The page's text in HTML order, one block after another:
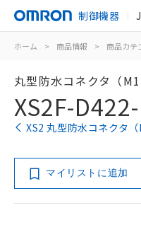
制御機器
ホーム > 商品情報 > 商品カテ
丸型防水コネクタ（
XS2F-
XS2 丸型防水コネクタ
マイリストに追加